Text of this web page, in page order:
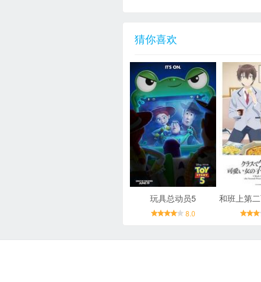
猜你喜欢
玩具总动员5
8.0